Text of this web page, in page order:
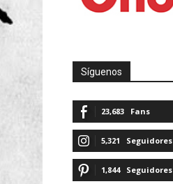
Síguenos
23,683 Fans
5,321 Seguidores
1,844 Seguidores